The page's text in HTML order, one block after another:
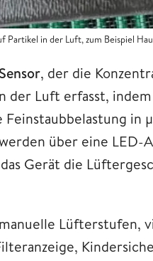
in der Luft, zum Beispiel
, der die
Luft erfasst,
in
über eine LED-
Gerät die
Lüfterstufen,